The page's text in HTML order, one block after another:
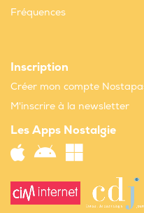
Fréquences
Inscription
Créer mon compte
M'inscrire à la newsletter
Les Apps Nostalgie